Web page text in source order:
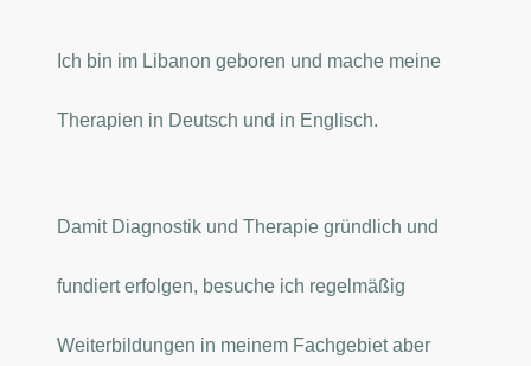
Ich bin im Libanon geboren und mache meine
Therapien in Deutsch und in Englisch.
Damit Diagnostik und Therapie gründlich und
fundiert erfolgen, besuche ich regelmäßig
Weiterbildungen in meinem Fachgebiet aber